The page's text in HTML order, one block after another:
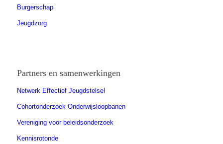
Burgerschap
Jeugdzorg
Partners en samenwerkingen
Netwerk Effectief Jeugdstelsel
Cohortonderzoek Onderwijsloopbanen
Vereniging voor beleidsonderzoek
Kennisrotonde